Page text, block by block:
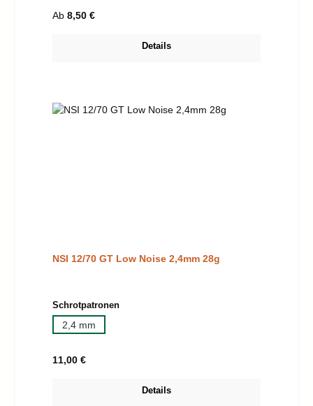
Regulärer Preis:
Ab 8,50 €
Details
NSI 12/70 GT Low Noise 2,4mm 28g
Schrotpatronenauswählen
2,4 mm
Regulärer Preis:
11,00 €
Details